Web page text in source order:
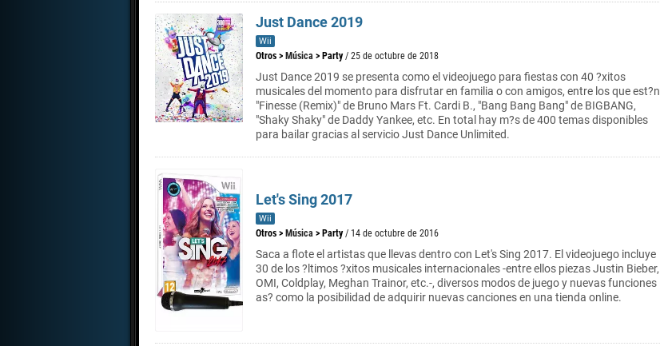
Just Dance 2019
Wii
Otros > Música > Party / 25 de octubre de 2018
Just Dance 2019 se presenta como el videojuego para fiestas con 40 ?xitos
musicales del momento para disfrutar en familia o con amigos, entre los que est?n
"Finesse (Remix)" de Bruno Mars Ft. Cardi B., "Bang Bang Bang" de BIGBANG,
"Shaky Shaky" de Daddy Yankee, etc. En total hay m?s de 400 temas disponibles
para bailar gracias al servicio Just Dance Unlimited.
Let's Sing 2017
Wii
Otros > Música > Party / 14 de octubre de 2016
Saca a flote el artistas que llevas dentro con Let's Sing 2017. El videojuego incluye
30 de los ?ltimos ?xitos musicales internacionales -entre ellos piezas Justin Bieber,
OMI, Coldplay, Meghan Trainor, etc.-, diversos modos de juego y nuevas funciones
as? como la posibilidad de adquirir nuevas canciones en una tienda online.